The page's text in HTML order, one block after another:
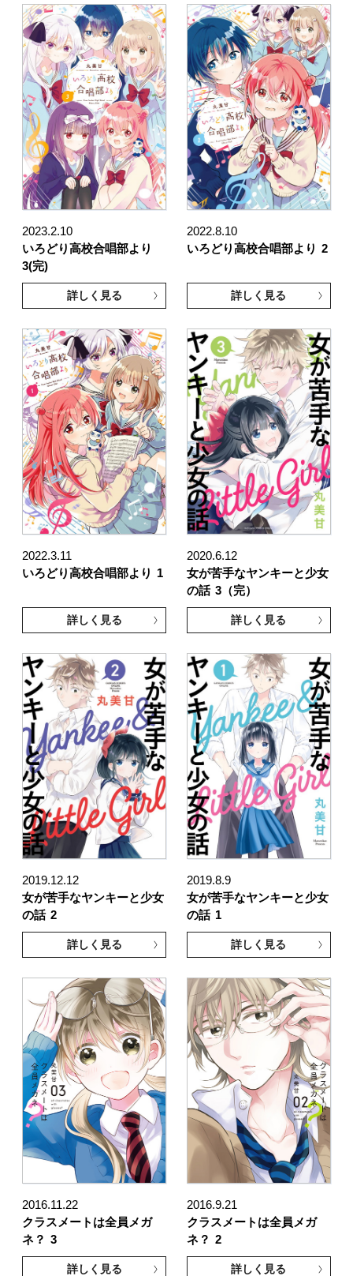
2023.2.10
いろどり高校合唱部より
3(完)
詳しく見る
2022.8.10
いろどり高校合唱部より 2
詳しく見る
2022.3.11
いろどり高校合唱部より
1
詳しく見る
2020.6.12
女が苦手なヤンキーと少女
の話 3（完）
詳しく見る
2019.12.12
女が苦手なヤンキーと少女
の話 2
詳しく見る
2019.8.9
女が苦手なヤンキーと少女
の話 1
詳しく見る
2016.11.22
クラスメートは全員メガ
ネ？ 3
詳しく見る
2016.9.21
クラスメートは全員メガ
ネ？ 2
詳しく見る